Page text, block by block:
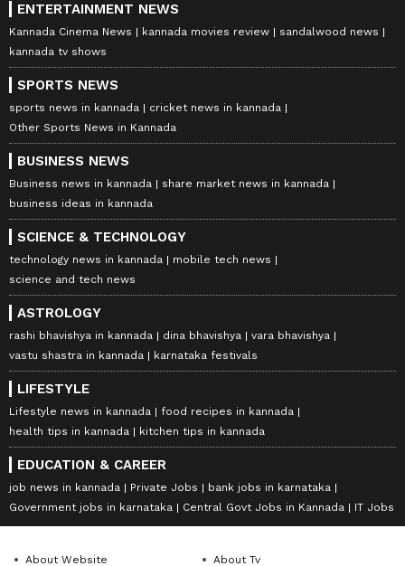
ENTERTAINMENT NEWS
Kannada Cinema News kannada movies review
sandalwood news
kannada tv shows
SPORTS NEWS
sports news in kannada
cricket news in kannada
Other Sports News in Kannada
BUSINESS NEWS
Business news in kannada
share market news in kannada
business ideas in kannada
SCIENCE & TECHNOLOGY
technology news in kannada
mobile tech news
science and tech news
ASTROLOGY
rashi bhavishya in kannada dina bhavishya
vara bhavishya
vastu shastra in kannada
karnataka festivals
LIFESTYLE
Lifestyle news in kannada
food recipes in kannada
health tips in kannada
kitchen tips in kannada
EDUCATION & CAREER
job news in kannada Private Jobs
bank jobs in karnataka
Government jobs in karnataka
Central Govt Jobs in Kannada IT Jobs
About Website About Tv